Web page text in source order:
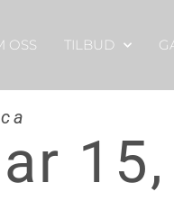
OSS TILBUD